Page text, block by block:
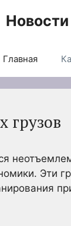
Главная
грузов
Эти